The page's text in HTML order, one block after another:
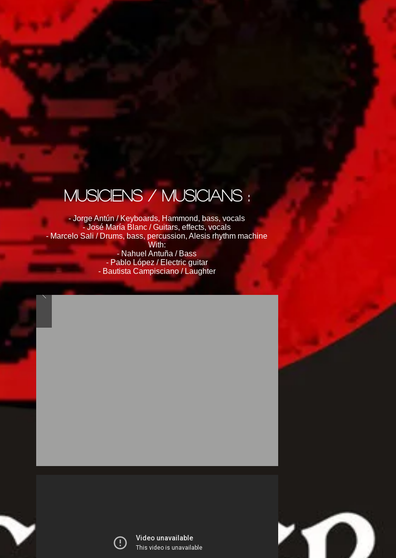
Musiciens / MUSICIANS :
- Jorge Antún / Keyboards, Hammond, bass, vocals
- José María Blanc / Guitars, effects, vocals
- Marcelo Sali / Drums, bass, percussion, Alesis rhythm machine
With:
- Nahuel Antuña / Bass
- Pablo López / Electric guitar
- Bautista Campisciano / Laughter